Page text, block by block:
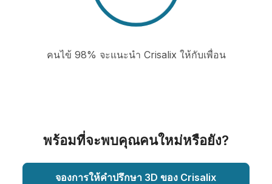
คนไข้ 98% จะแนะนำ Crisalix ให้กับเพื่อน
พร้อมที่จะพบคุณคนใหม่หรือยัง?
จองการให้คำปรึกษา 3D ของ Crisalix